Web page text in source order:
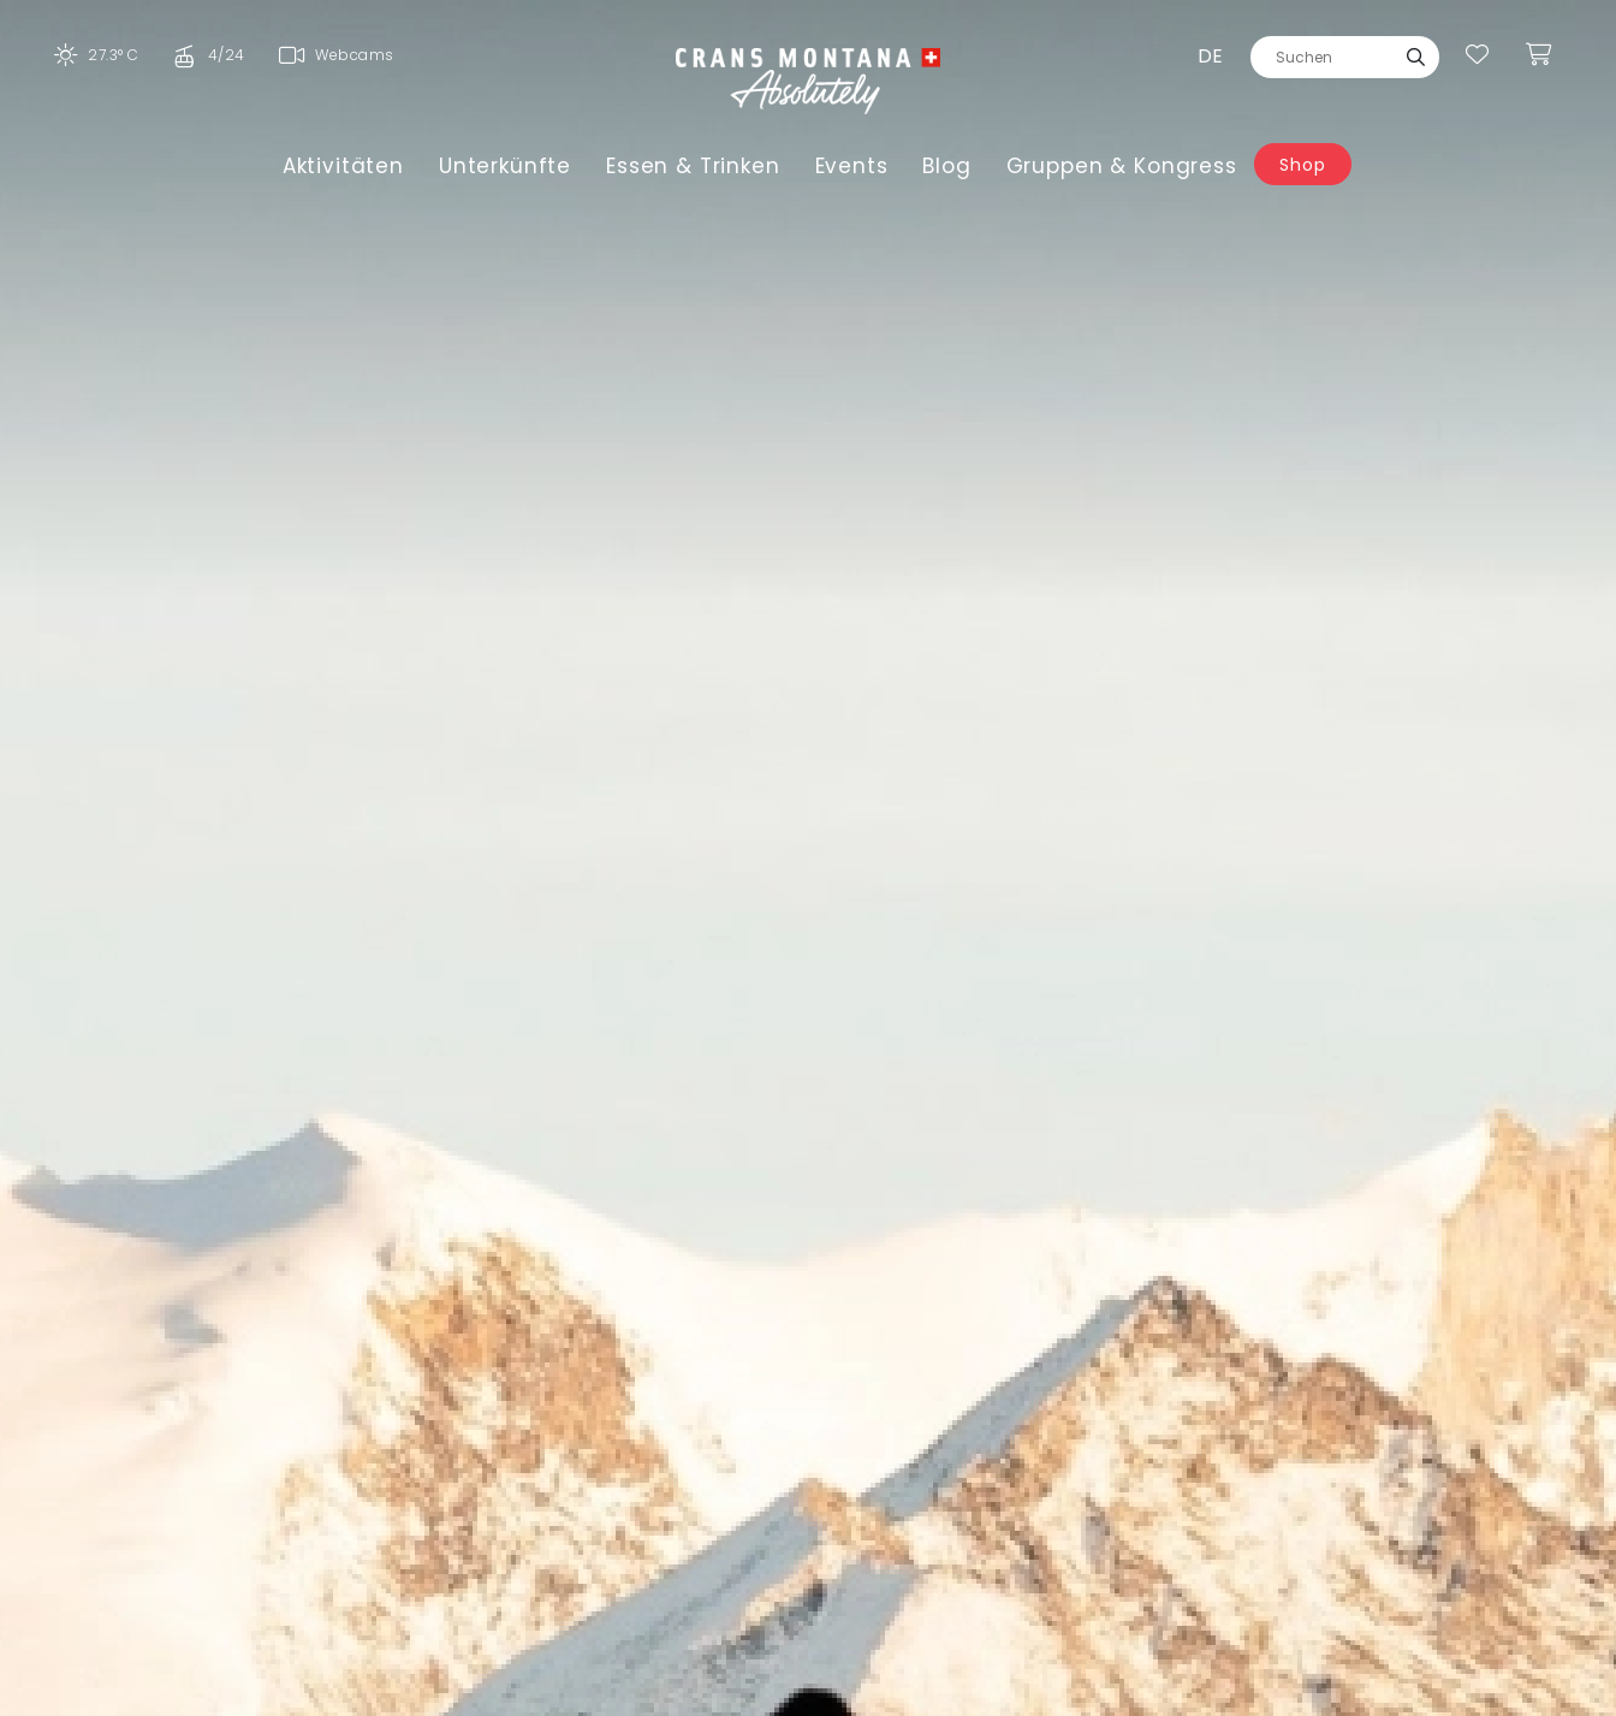
27.3° C 4/24 Webcams DE
Aktivitäten Unterkünfte Essen & Trinken Events Blog Gruppen & Kongress Shop